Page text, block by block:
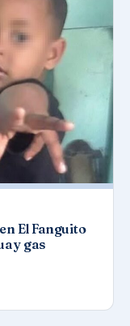
El Fanguito
y gas